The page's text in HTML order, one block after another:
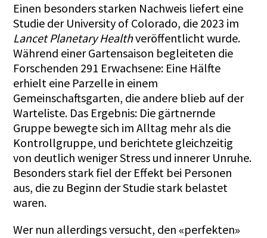
Einen besonders starken Nachweis liefert eine
Studie der University of Colorado, die 2023 im
Lancet Planetary Healthveröffentlicht wurde.
Während einer Gartensaison begleiteten die
Forschenden 291 Erwachsene: Eine Hälfte
erhielt eine Parzelle in einem
Gemeinschaftsgarten, die andere blieb auf der
Warteliste. Das Ergebnis: Die gärtnernde
Gruppe bewegte sich im Alltag mehr als die
Kontrollgruppe, und berichtete gleichzeitig
von deutlich weniger Stress und innerer Unruhe.
Besonders stark fiel der Effekt bei Personen
aus, die zu Beginn der Studie stark belastet
waren.
Wer nun allerdings versucht, den«perfekten»